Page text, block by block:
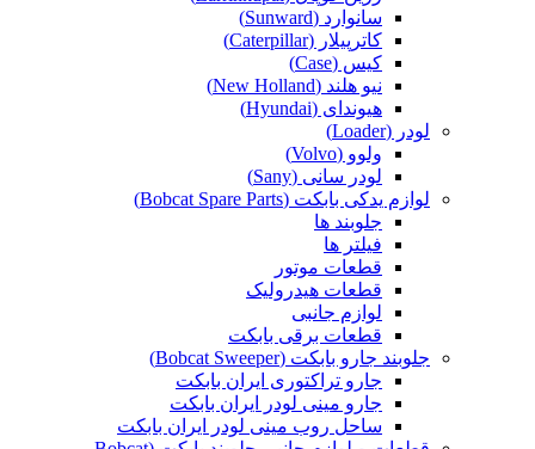
سانوارد (Sunward)
کاترپیلار (Caterpillar)
کیس (Case)
نیو هلند (New Holland)
هیوندای (Hyundai)
لودر (Loader)
ولوو (Volvo)
لودر سانی (Sany)
لوازم یدکی بابکت (Bobcat Spare Parts)
جلوبند ها
فیلتر ها
قطعات موتور
قطعات هیدرولیک
لوازم جانبی
قطعات برقی بابکت
جلوبند جارو بابکت (Bobcat Sweeper)
جارو تراکتوری ایران بابکت
جارو مینی لودر ایران بابکت
ساحل روب مینی لودر ایران بابکت